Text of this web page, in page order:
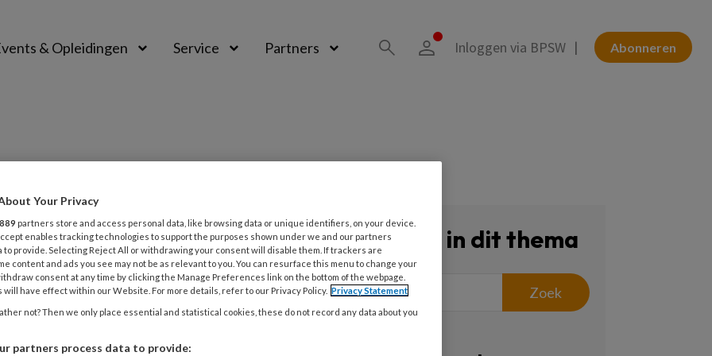
& Opleidingen Service Partners Abonneren
Inloggen via BPSW
CASUÏSTIEK MAATSCHAPPELIJKE OPVANG
jongen heeft geen persoonlijke
maar een opvangprobleem’
bij een organisatie die
Zoeken in dit thema
Zoek
Your Privacy
889 partners store and access personal data, like browsing data or unique identifiers, on your device.
enables tracking technologies to support the purposes shown under we and our partners
to provide. Selecting Reject All or withdrawing your consent will disable them. If trackers are
content and ads you see may not be as relevant to you. You can resurface this menu to change your
consent at any time by clicking the Manage Preferences link on the bottom of the webpage.
will have effect within our Website. For more details, refer to our Privacy Policy. Privacy Statement
not? Then we only place essential and statistical cookies, these do not record any data about you
partners process data to provide: